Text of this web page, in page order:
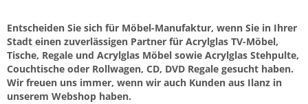
Entscheiden Sie sich für Möbel-Manufaktur, wenn Sie in Ihrer
Stadt einen zuverlässigen Partner für Acrylglas TV-Möbel,
Tische, Regale und Acrylglas Möbel sowie Acrylglas Stehpulte,
Couchtische oder Rollwagen, CD, DVD Regale gesucht haben.
Wir freuen uns immer, wenn wir auch Kunden aus Ilanz in
unserem Webshop haben.